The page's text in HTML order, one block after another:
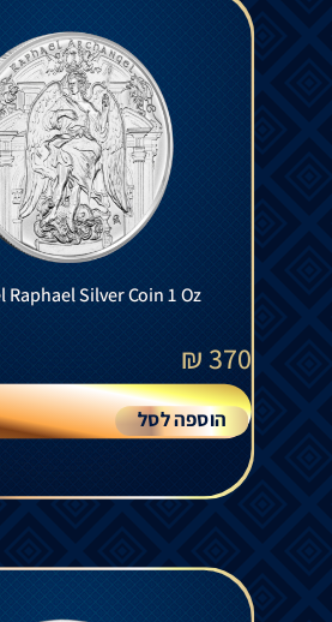
Raphael Silver Coin 1 Oz
370
₪
הוספה לסל